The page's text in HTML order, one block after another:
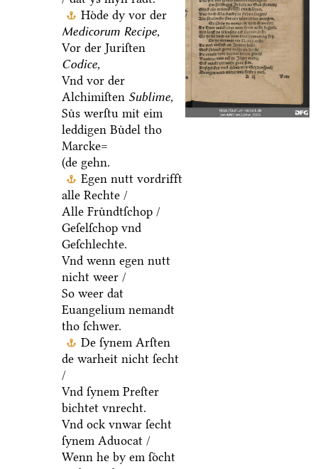
Hoͤde dy vor der
Medicorum Recipe,
Vor der Juriſten
Codice,
Vnd vor der
Alchimiſten Sublime,
Suͤs werſtu mit eim
leddigen Buͤdel tho
Marcke=
(de gehn.
Egen nutt vordrifft
alle Rechte /
Alle Fruͤndtſchop /
Geſelſchop vnd
Geſchlechte.
Vnd wenn egen nutt
nicht weer /
So weer dat
Euangelium nemandt
tho ſchwer.
De ſynem Arſten
de warheit nicht ſecht
/
Vnd ſynem Preſter
bichtet vnrecht.
Vnd ock vnwar ſecht
ſynem Aduocat /
Wenn he by em ſoͤcht